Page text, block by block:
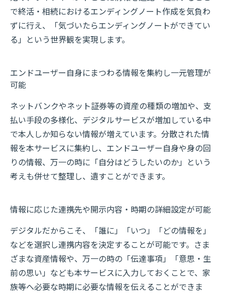
で終活・相続におけるエンディングノート作成を気負わ
ずに行え、「気づいたらエンディングノートができてい
る」という世界観を実現します。
エンドユーザー自身にまつわる情報を集約し一元管理が
可能
ネットバンクやネット証券等の資産の種類の増加や、支
払い手段の多様化、デジタルサービスが増加している中
で本人しか知らない情報が増えています。分散された情
報を本サービスに集約し、エンドユーザー自身や身の回
りの情報、万一の時に「自分はどうしたいのか」という
考えも併せて整理し、遺すことができます。
情報に応じた連携先や開示内容・時期の詳細設定が可能
デジタルだからこそ、「誰に」「いつ」「どの情報を」
などを選択し連携内容を決定することが可能です。さま
ざまな資産情報や、万一の時の「伝達事項」「意思・生
前の思い」なども本サービスに入力しておくことで、家
族等へ必要な時期に必要な情報を伝えることができま